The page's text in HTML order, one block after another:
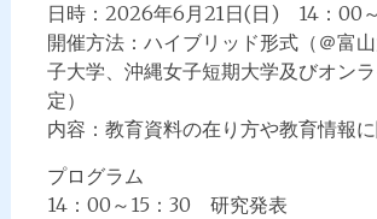
日時：2026年6月21日(日) 14：00
開催方法：ハイブリッド形式（＠富
子大学、沖縄女子短期大学及びオン
定）
内容：教育資料の在り方や教育情報
プログラム
14：00～15：30 研究発表